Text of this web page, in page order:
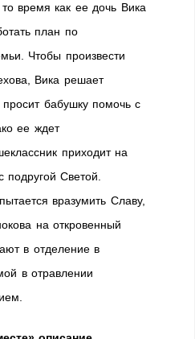
время как ее дочь Вика
план по
Чтобы произвести
Вика решает
просит бабушку помочь с
ее ждет
приходит на
Светой.
вразумить Славу,
на откровенный
в отделение в
в отравлении